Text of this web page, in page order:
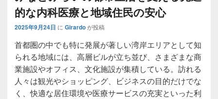
的な内科医療と地域住民の安心
2025年9月24日 に Girardoが投稿
首都圏の中でも特に発展が著しい湾岸エリアとして知
られる地域には、高層ビルが立ち並び、さまざまな商
業施設やオフィス、文化施設が集積している。 訪れる
人々は観光やショッピング、ビジネスの目的だけでな
く、快適な居住環境や医療サービスの充実といった利